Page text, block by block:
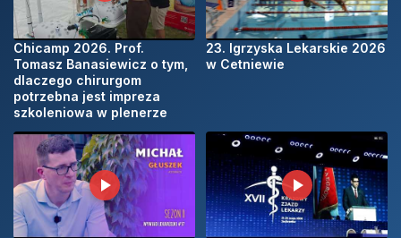
Chicamp 2026. Prof.
Tomasz Banasiewicz o tym,
dlaczego chirurgom
potrzebna jest impreza
szkoleniowa w plenerze
23. Igrzyska Lekarskie 2026
w Cetniewie